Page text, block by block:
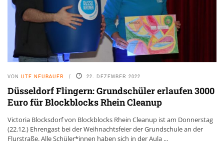
VON UTE NEUBAUER 22. DEZEMBER 2022
Düsseldorf Flingern: Grundschüler erlaufen 3000
Euro für Blockblocks Rhein Cleanup
Victoria Blocksdorf von Blockblocks Rhein Cleanup ist am Donnerstag
(22.12.) Ehrengast bei der Weihnachtsfeier der Grundschule an der
Flurstraße. Alle Schüler*innen haben sich in der Aula ...